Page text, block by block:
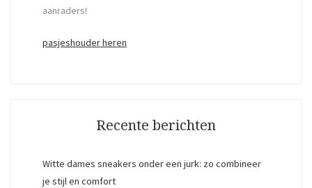
aanraders!
pasjeshouder heren
Recente berichten
Witte dames sneakers onder een jurk: zo combineer
je stijl en comfort